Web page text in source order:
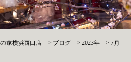
家横浜西口店 > ブログ >2023年 >7月